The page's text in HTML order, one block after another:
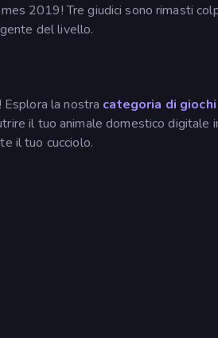
2019! Tre giudici sono rimasti
del livello.
la nostra categoria di
il tuo animale domestico digitale
il tuo cucciolo.